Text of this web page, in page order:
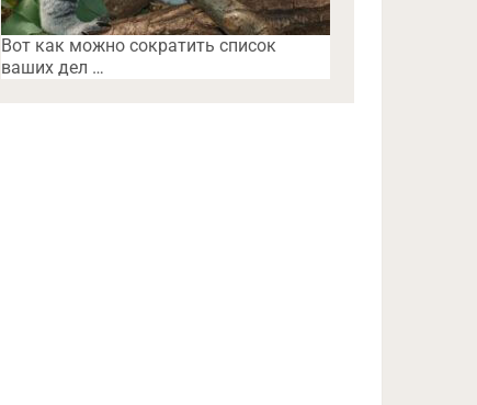
Вот как можно сократить список
ваших дел …